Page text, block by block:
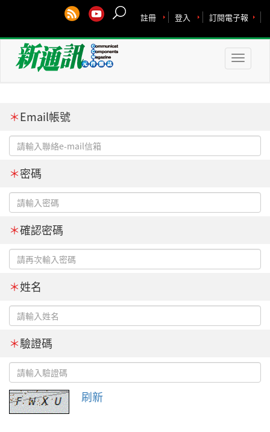
訂閱電子報
登入
註冊
Toggle
＊Email帳號
＊密碼
＊確認密碼
＊姓名
＊驗證碼
刷新